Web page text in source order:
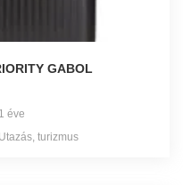
GABOL
1 éve
Utazás, turizmus